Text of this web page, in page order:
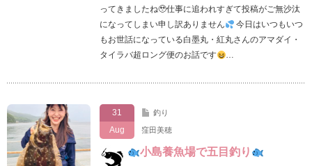
ってきましたね🥹仕事に追われすぎて投稿がご無沙汰
になってしまい申し訳ありません
今日はいつもいつ
もお世話になっている白墨丸・紅丸さんのアマダイ・
タイラバ超ロング便のお話です
…
31
Aug
釣り
窪田美穂
小島養魚場で五目釣り